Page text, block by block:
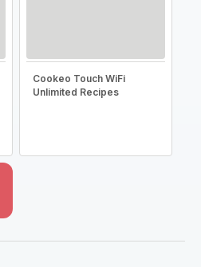
Cookeo Touch WiFi
Unlimited Recipes